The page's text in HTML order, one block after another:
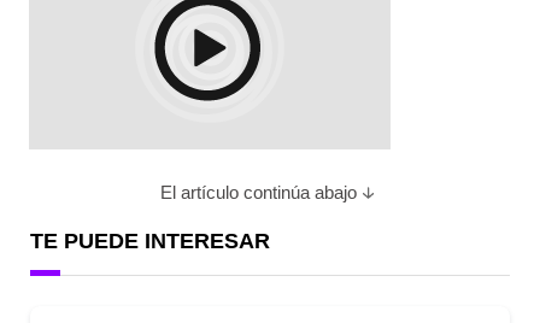
El artículo continúa abajo
TE PUEDE INTERESAR